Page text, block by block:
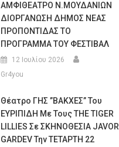
ΑΜΦΙΘΕΑΤΡΟ Ν.ΜΟΥΔΑΝΙΩΝ
ΔΙΟΡΓΑΝΩΣΗ ΔΗΜΟΣ ΝΕΑΣ
ΠΡΟΠΟΝΤΙΔΑΣ ΤΟ
ΠΡΟΓΡΑΜΜΑ ΤΟΥ ΦΕΣΤΙΒΑΛ
12 Ιουλίου 2026
Gr4you
Θέατρο ΓΗΣ ”ΒΑΚΧΕΣ” Του
ΕΥΡΙΠΙΔΗ Με Τους THE TIGER
LILLIES Σε ΣΚΗΝΟΘΕΣΙΑ JAVOR
GARDEV Την ΤΕΤΑΡΤΗ 22